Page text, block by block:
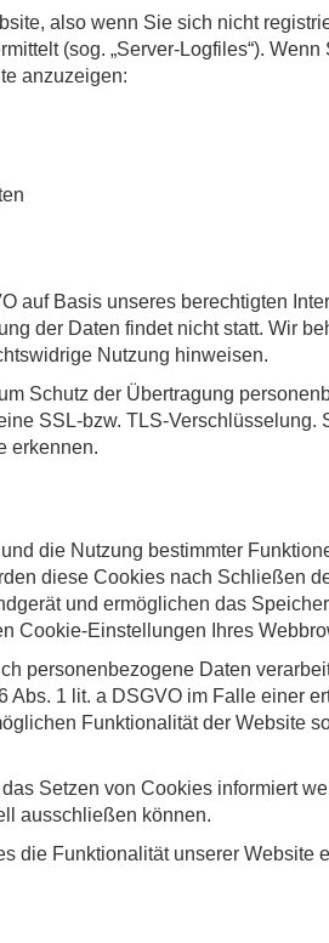
also wenn Sie sich nicht
(sog. „Server-Logfiles“).
anzuzeigen:
auf Basis unseres berechtigten
der Daten findet nicht statt. Wir
Nutzung hinweisen.
Schutz der Übertragung
SSL-bzw. TLS-
erkennen.
die Nutzung bestimmter
diese Cookies nach Schließen
und ermöglichen das
Cookie-Einstellungen Ihres
personenbezogene Daten
Abs. 1 lit. a DSGVO im Falle einer
Funktionalität der Website
Setzen von Cookies informiert
ausschließen können.
die Funktionalität unserer Website